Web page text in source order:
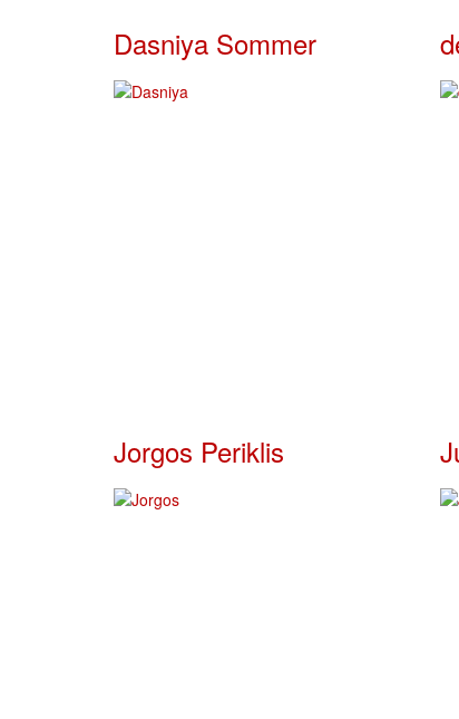
Dasniya Sommer
Jorgos Periklis